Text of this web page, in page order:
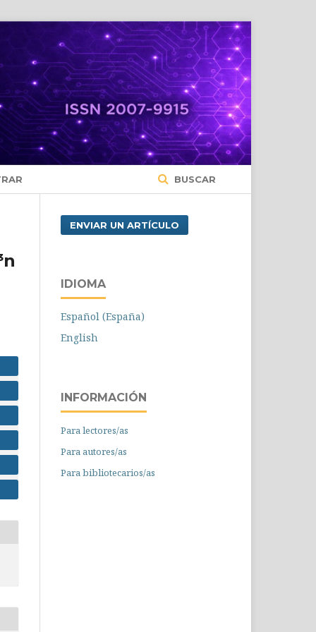
BUSCAR
ENVIAR UN ARTÍCULO
IDIOMA
Español (España)
English
INFORMACIÓN
Para lectores/as
Para autores/as
Para bibliotecarios/as